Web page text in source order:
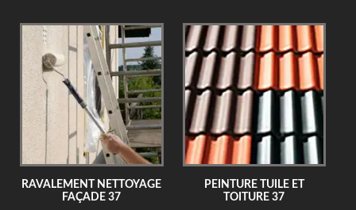
RAVALEMENT NETTOYAGE
FAÇADE 37
PEINTURE TUILE ET
TOITURE 37